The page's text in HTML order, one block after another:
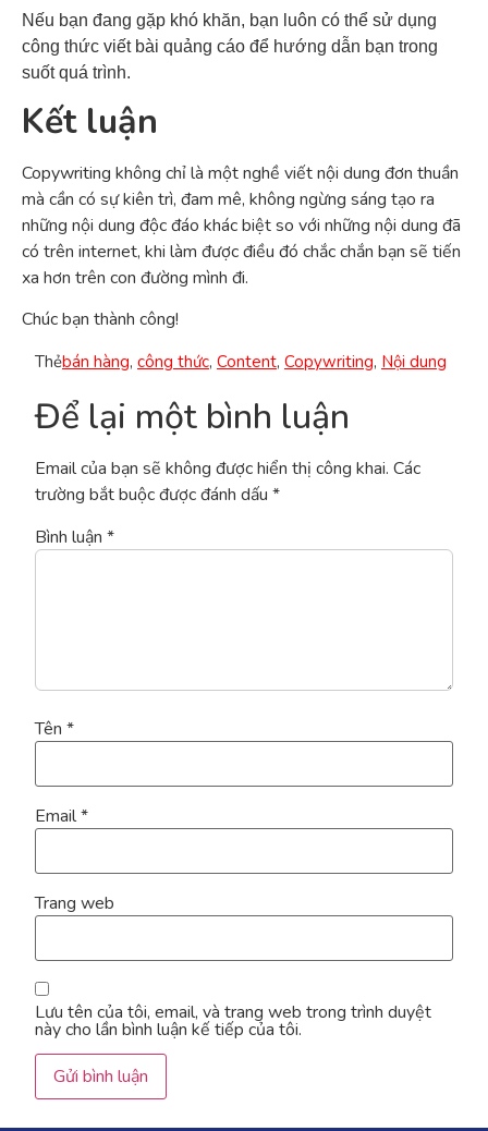
Nếu bạn đang gặp khó khăn, bạn luôn có thể sử dụng
công thức viết bài quảng cáo để hướng dẫn bạn trong
suốt quá trình.
Kết luận
Copywriting không chỉ là một nghề viết nội dung đơn thuần
mà cần có sự kiên trì, đam mê, không ngừng sáng tạo ra
những nội dung độc đáo khác biệt so với những nội dung đã
có trên internet, khi làm được điều đó chắc chắn bạn sẽ tiến
xa hơn trên con đường mình đi.
Chúc bạn thành công!
Thẻbán hàng, công thức, Content, Copywriting, Nội dung
Để lại một bình luận
Email của bạn sẽ không được hiển thị công khai. Các
trường bắt buộc được đánh dấu *
Bình luận *
Tên *
Email*
Trang web
Lưu tên của tôi, email, và trang web trong trình duyệt
này cho lần bình luận kế tiếp của tôi.